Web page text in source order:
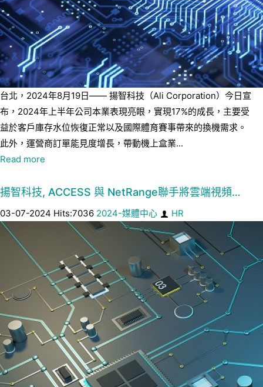
台北，2024年8月19日—— 揚智科技（Ali Corporation）今日宣
布，2024年上半年公司本業表現亮眼，實現17%的成長，主要受
益於客戶庫存水位恢復正常以及國際體育賽事帶來的換機需求。
此外，運營商訂單能見度增長，帶動機上盒業...
Read more
揚智科技, ACCESS 與 NetRange聯手將雲端視頻…
03-07-2024 Hits:7036 2024-媒體中心 HR